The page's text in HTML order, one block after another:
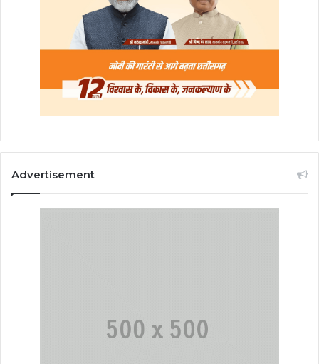
Advertisement